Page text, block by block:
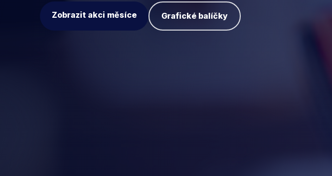
Zobrazit akci měsíce Grafické balíčky